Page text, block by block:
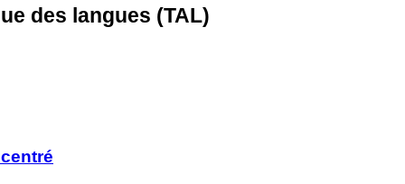
des langues (TAL)